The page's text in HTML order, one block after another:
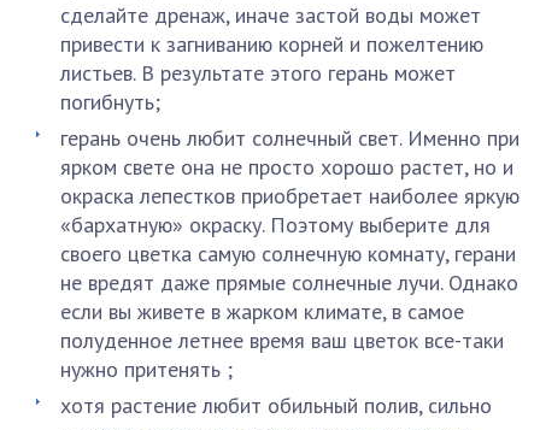
сделайте дренаж, иначе застой воды может
привести к загниванию корней и пожелтению
листьев. В результате этого герань может
погибнуть;
герань очень любит солнечный свет. Именно при
ярком свете она не просто хорошо растет, но и
окраска лепестков приобретает наиболее яркую
«бархатную» окраску. Поэтому выберите для
своего цветка самую солнечную комнату, герани
не вредят даже прямые солнечные лучи. Однако
если вы живете в жарком климате, в самое
полуденное летнее время ваш цветок все-таки
нужно притенять ;
хотя растение любит обильный полив, сильно